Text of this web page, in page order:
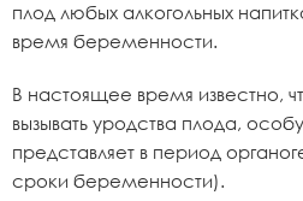
плод любых алкогольных
время беременности.
В настоящее время известно,
вызывать уродства плода,
представляет в период
сроки беременности).